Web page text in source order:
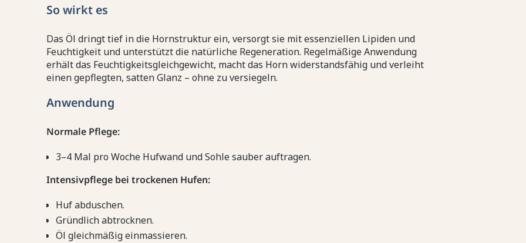
So wirkt es
Das Öl dringt tief in die Hornstruktur ein, versorgt sie mit essenziellen Lipiden und
Feuchtigkeit und unterstützt die natürliche Regeneration. Regelmäßige Anwendung
erhält das Feuchtigkeitsgleichgewicht, macht das Horn widerstandsfähig und verleiht
einen gepflegten, satten Glanz – ohne zu versiegeln.
Anwendung
Normale Pflege:
3–4 Mal pro Woche Hufwand und Sohle sauber auftragen.
Intensivpflege bei trockenen Hufen:
Huf abduschen.
Gründlich abtrocknen.
Öl gleichmäßig einmassieren.